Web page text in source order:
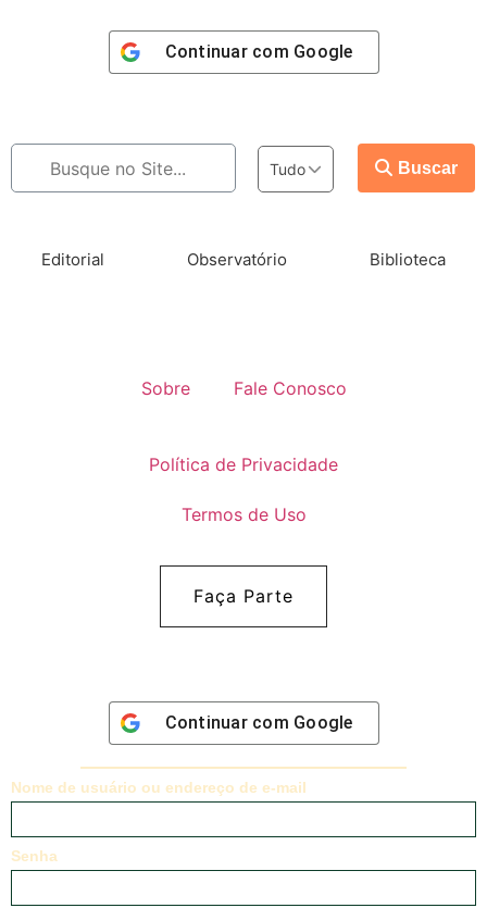
Continuar com Google
Tudo Buscar
Editorial Observatório Biblioteca
Sobre Fale Conosco
Política de Privacidade
Termos de Uso
Faça Parte
Continuar com Google
Nome de usuário ou endereço de e-mail
Senha